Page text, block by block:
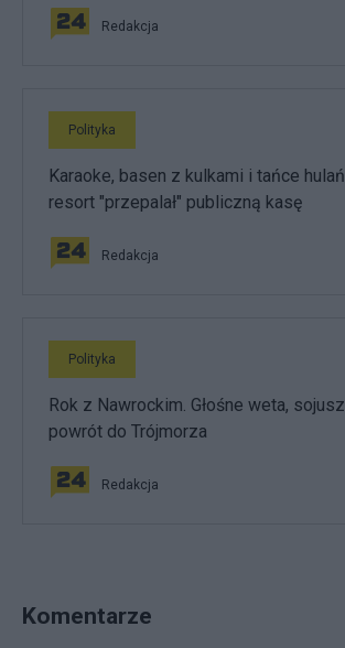
Redakcja
Polityka
Karaoke, basen z kulkami i tańce
resort "przepalał" publiczną kasę
Redakcja
Polityka
Rok z Nawrockim. Głośne weta,
powrót do Trójmorza
Redakcja
Komentarze